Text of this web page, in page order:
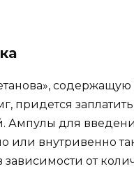
содержащую
придется
Ампулы для
или внутривенно
зависимости от